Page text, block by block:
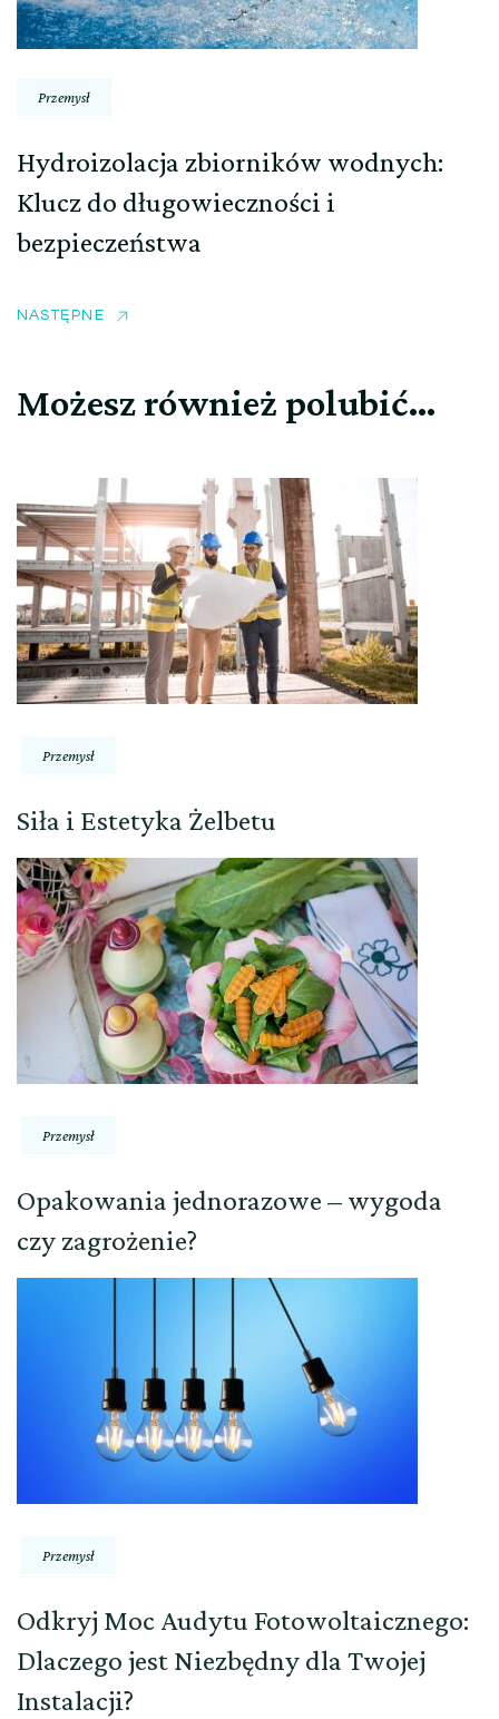
Przemysł
Hydroizolacja zbiorników wodnych:
Klucz do długowieczności i
bezpieczeństwa
NASTĘPNE
Możesz również polubić…
Przemysł
Siła i Estetyka Żelbetu
Przemysł
Opakowania jednorazowe – wygoda
czy zagrożenie?
Przemysł
Odkryj Moc Audytu Fotowoltaicznego:
Dlaczego jest Niezbędny dla Twojej
Instalacji?